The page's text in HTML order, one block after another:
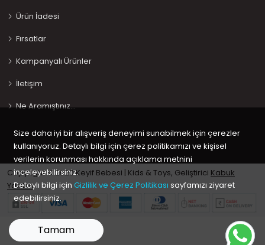
Ürün İadesi
Fırsatlar
Kampanyalı Ürünler
İletişim
Ne Aramıştınız…
Copyright © 2020 Keyif Bebesi | Kids & Toys, Geliştirici Kabuk
Yazılım
Size daha iyi bir alışveriş deneyimi sunabilmek için çerezler
kullanıyoruz. Detaylı bilgi için çerez politikamızı ve kişisel
verilerin korunması hakkında açıklama metnini
inceleyebilirsiniz.
Detaylı bilgi için Gizlilik ve Çerez Politikası sayfamızı ziyaret
edebilirsiniz.
Tamam